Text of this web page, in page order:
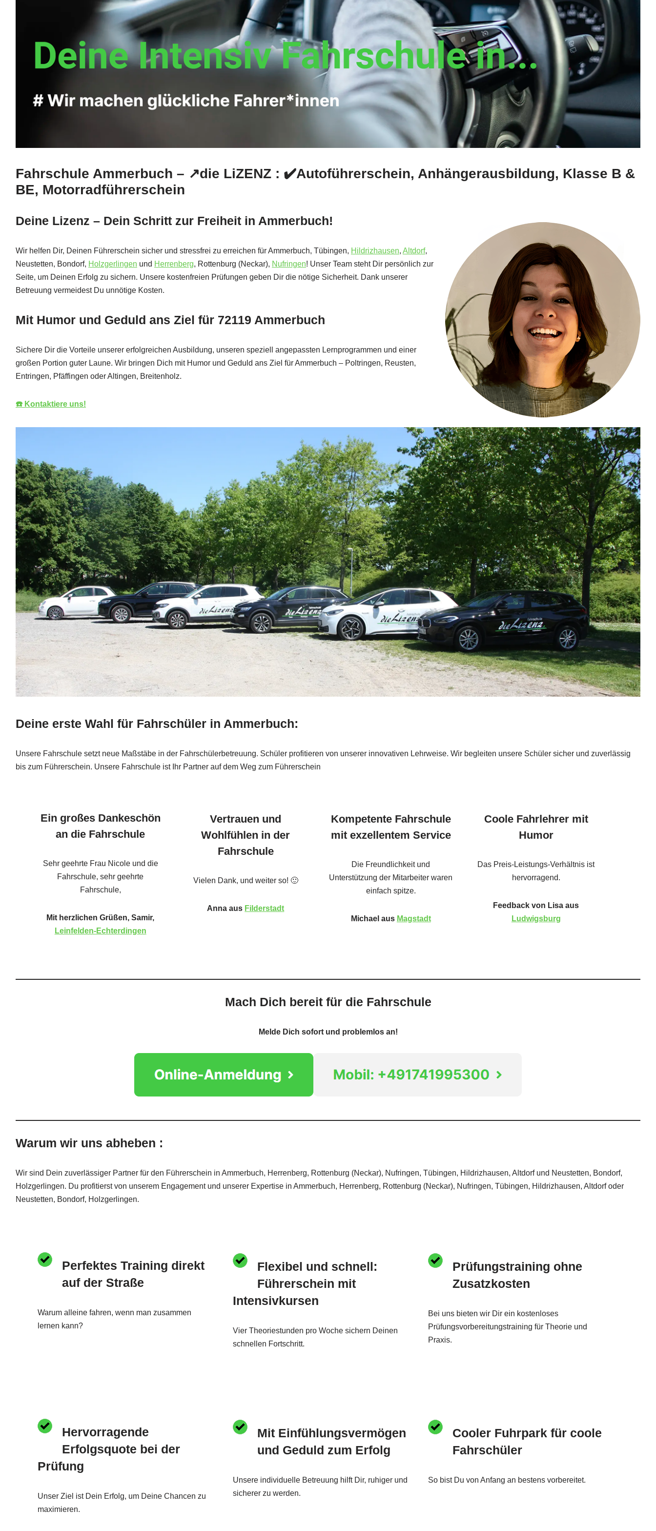
Fahrschule Ammerbuch – ↗️die LiZENZ : ✔️Autoführerschein, Anhängerausbildung, Klasse B &
BE, Motorradführerschein
Deine Lizenz – Dein Schritt zur Freiheit in Ammerbuch!
Wir helfen Dir, Deinen Führerschein sicher und stressfrei zu erreichen für Ammerbuch, Tübingen, Hildrizhausen, Altdorf,
Neustetten, Bondorf, Holzgerlingen und Herrenberg, Rottenburg (Neckar), Nufringen! Unser Team steht Dir persönlich zur
Seite, um Deinen Erfolg zu sichern. Unsere kostenfreien Prüfungen geben Dir die nötige Sicherheit. Dank unserer
Betreuung vermeidest Du unnötige Kosten.
Mit Humor und Geduld ans Ziel für 72119 Ammerbuch
Sichere Dir die Vorteile unserer erfolgreichen Ausbildung, unseren speziell angepassten Lernprogrammen und einer
großen Portion guter Laune. Wir bringen Dich mit Humor und Geduld ans Ziel für Ammerbuch – Poltringen, Reusten,
Entringen, Pfäffingen oder Altingen, Breitenholz.
☎️ Kontaktiere uns!
Deine erste Wahl für Fahrschüler in Ammerbuch:
Unsere Fahrschule setzt neue Maßstäbe in der Fahrschülerbetreuung. Schüler profitieren von unserer innovativen Lehrweise. Wir begleiten unsere Schüler sicher und zuverlässig
bis zum Führerschein. Unsere Fahrschule ist Ihr Partner auf dem Weg zum Führerschein
Ein großes Dankeschön
an die Fahrschule
Sehr geehrte Frau Nicole und die
Fahrschule, sehr geehrte
Fahrschule,
Mit herzlichen Grüßen, Samir,
Leinfelden-Echterdingen
Vertrauen und
Wohlfühlen in der
Fahrschule
Vielen Dank, und weiter so! 🙂
Anna aus Filderstadt
Kompetente Fahrschule
mit exzellentem Service
Die Freundlichkeit und
Unterstützung der Mitarbeiter waren
einfach spitze.
Michael aus Magstadt
Coole Fahrlehrer mit
Humor
Das Preis-Leistungs-Verhältnis ist
hervorragend.
Feedback von Lisa aus
Ludwigsburg
Mach Dich bereit für die Fahrschule
Melde Dich sofort und problemlos an!
Warum wir uns abheben :
Wir sind Dein zuverlässiger Partner für den Führerschein in Ammerbuch, Herrenberg, Rottenburg (Neckar), Nufringen, Tübingen, Hildrizhausen, Altdorf und Neustetten, Bondorf,
Holzgerlingen. Du profitierst von unserem Engagement und unserer Expertise in Ammerbuch, Herrenberg, Rottenburg (Neckar), Nufringen, Tübingen, Hildrizhausen, Altdorf oder
Neustetten, Bondorf, Holzgerlingen.
Perfektes Training direkt
auf der Straße
Warum alleine fahren, wenn man zusammen
lernen kann?
Flexibel und schnell:
Führerschein mit
Intensivkursen
Vier Theoriestunden pro Woche sichern Deinen
schnellen Fortschritt.
Prüfungstraining ohne
Zusatzkosten
Bei uns bieten wir Dir ein kostenloses
Prüfungsvorbereitungstraining für Theorie und
Praxis.
Hervorragende
Erfolgsquote bei der
Prüfung
Unser Ziel ist Dein Erfolg, um Deine Chancen zu
maximieren.
Mit Einfühlungsvermögen
und Geduld zum Erfolg
Unsere individuelle Betreuung hilft Dir, ruhiger und
sicherer zu werden.
Cooler Fuhrpark für coole
Fahrschüler
So bist Du von Anfang an bestens vorbereitet.